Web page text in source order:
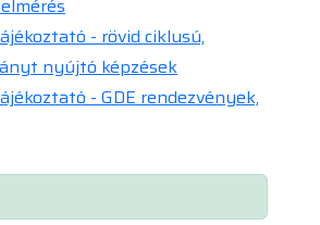
- rövid ciklusú,
nyújtó képzések
- GDE rendezvények,